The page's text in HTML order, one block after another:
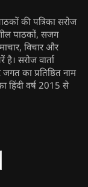
की पत्रिका सरोज
पाठकों, सजग
विचार और
सरोज वार्ता
का प्रतिष्ठित नाम
हिंदी वर्ष 2015 से